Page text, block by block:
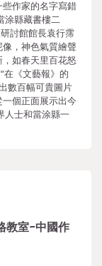
作家的名字寫錯
涂縣藏書樓二
討館館長袁行霈
，神色氣質繪聲
如春天里百花怒
在《文藝報》的
數百幅可貴圖片
個正面展示出今
人士和當涂縣一
教室-中國作